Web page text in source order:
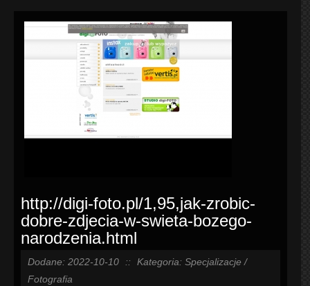
http://digi-foto.pl/1,95,jak-zrobic-
dobre-zdjecia-w-swieta-bozego-
narodzenia.html
Dodane: 2022-10-10 ::
Kategoria: Specjalizacje /
Fotografia